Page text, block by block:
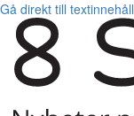
Gå direkt till textinnehåll